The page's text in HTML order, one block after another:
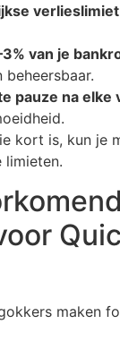
van je
pauze na elke
kort is, kun je
limieten.
maken